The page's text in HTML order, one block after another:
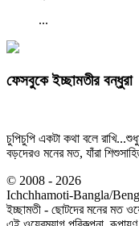
...
ফেসবুকে ইচ্ছামতীর বন্ধুরা
চুপিচুপি একটা কথা বলে
বড়দেরও মনের মত, যাঁরা
© 2008 - 2026
Ichchhamoti-Bangla/
ইচ্ছামতী - ছোটদের মনের মত